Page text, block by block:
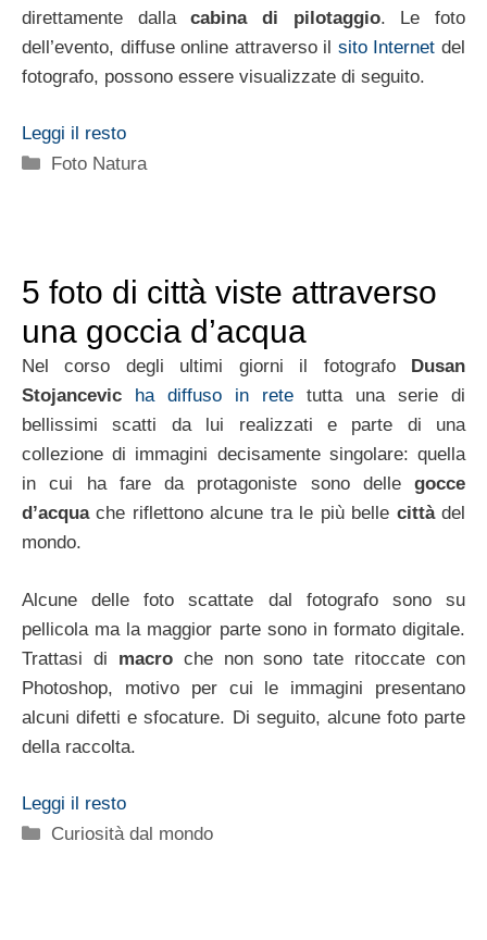
direttamente dallacabina di pilotaggio. Le foto
dell’evento, diffuse online attraverso il sito Internet del
fotografo, possono essere visualizzate di seguito.
Leggi il resto
Categorie
Foto Natura
5 foto di città viste attraverso
una goccia d’acqua
Nel corso degli ultimi giorni il fotografo Dusan
Stojancevic
ha diffuso in rete tutta una serie di
bellissimi scatti da lui realizzati e parte di una
collezione di immagini decisamente singolare: quella
in cui ha fare da protagoniste sono delle gocce
d’acquache riflettono alcune tra le più belle cittàdel
mondo.
Alcune delle foto scattate dal fotografo sono su
pellicola ma la maggior parte sono in formato digitale.
Trattasi di macroche non sono tate ritoccate con
Photoshop, motivo per cui le immagini presentano
alcuni difetti e sfocature. Di seguito, alcune foto parte
della raccolta.
Leggi il resto
Categorie
Curiosità dal mondo